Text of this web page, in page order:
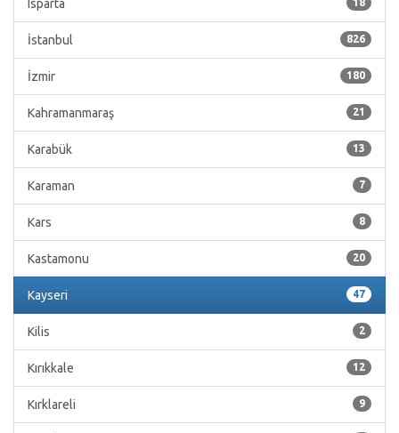
Isparta
826
İstanbul
180
İzmir
21
Kahramanmaraş
13
Karabük
7
Karaman
8
Kars
20
Kastamonu
47
Kayseri
2
Kilis
12
Kırıkkale
9
Kırklareli